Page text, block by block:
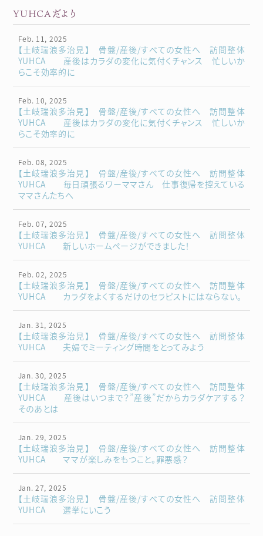
YUHCAだより
Feb. 11, 2025
【土岐瑞浪多治見】 骨盤/産後/すべての女性へ 訪問整体
YUHCA 産後はカラダの変化に気付くチャンス 忙しいか
らこそ効率的に
Feb. 10, 2025
【土岐瑞浪多治見】 骨盤/産後/すべての女性へ 訪問整体
YUHCA 産後はカラダの変化に気付くチャンス 忙しいか
らこそ効率的に
Feb. 08, 2025
【土岐瑞浪多治見】 骨盤/産後/すべての女性へ 訪問整体
YUHCA 毎日頑張るワーママさん 仕事復帰を控えている
ママさんたちへ
Feb. 07, 2025
【土岐瑞浪多治見】 骨盤/産後/すべての女性へ 訪問整体
YUHCA 新しいホームページができました！
Feb. 02, 2025
【土岐瑞浪多治見】 骨盤/産後/すべての女性へ 訪問整体
YUHCA カラダをよくするだけのセラピストにはならない。
Jan. 31, 2025
【土岐瑞浪多治見】 骨盤/産後/すべての女性へ 訪問整体
YUHCA 夫婦でミーティング時間をとってみよう
Jan. 30, 2025
【土岐瑞浪多治見】 骨盤/産後/すべての女性へ 訪問整体
YUHCA 産後はいつまで？”産後”だからカラダケアする？
そのあとは
Jan. 29, 2025
【土岐瑞浪多治見】 骨盤/産後/すべての女性へ 訪問整体
YUHCA ママが楽しみをもつこと。罪悪感？
Jan. 27, 2025
【土岐瑞浪多治見】 骨盤/産後/すべての女性へ 訪問整体
YUHCA 選挙にいこう